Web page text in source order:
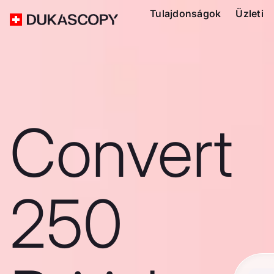
Tulajdonságok Üzleti
Convert
250